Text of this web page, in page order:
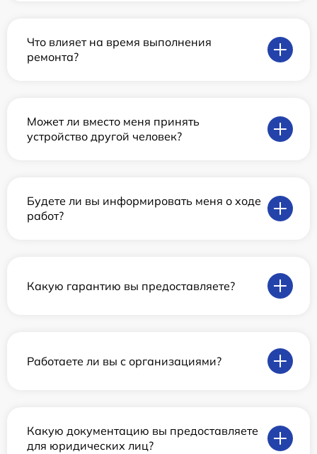
Что влияет на время выполнения
ремонта?
Может ли вместо меня принять
устройство другой человек?
Будете ли вы информировать меня о ходе
работ?
Какую гарантию вы предоставляете?
Работаете ли вы с организациями?
Какую документацию вы предоставляете
для юридических лиц?